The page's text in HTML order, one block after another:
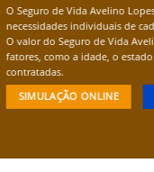
O Seguro de Vida Avelino
necessidades individuais de
O valor do Seguro de Vida
fatores, como a idade, o
contratadas.
SIMULAÇÃO ONLINE